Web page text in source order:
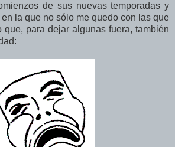
de sus nuevas temporadas y
la que no sólo me quedo con las que
que, para dejar algunas fuera, también